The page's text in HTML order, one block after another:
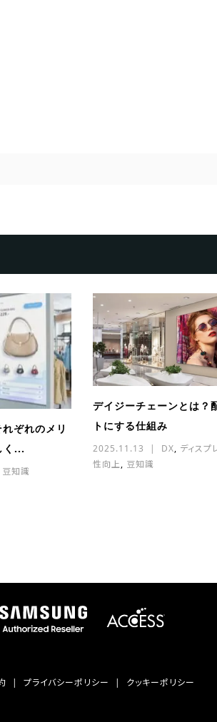
ぞれのメリ
く...
豆知識
デイジーチェーンとは？
トにする仕組み
2025.11.13 DX, ディスプ
性向上, 豆知識
プライバシーポリシー クッキーポリシー